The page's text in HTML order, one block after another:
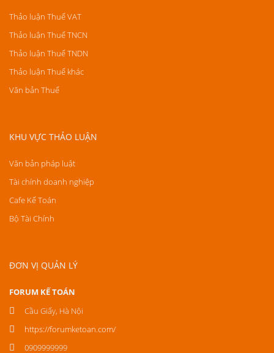
Thảo luận Thuế VAT
Thảo luận Thuế TNCN
Thảo luận Thuế TNDN
Thảo luận Thuế khác
Văn bản Thuế
KHU VỰC THẢO LUẬN
Văn bản pháp luật
Tài chính doanh nghiệp
Cafe Kế Toán
Bộ Tài Chính
ĐƠN VỊ QUẢN LÝ
FORUM KẾ TOÁN
Cầu Giấy, Hà Nội
https://forumketoan.com/
0909999999